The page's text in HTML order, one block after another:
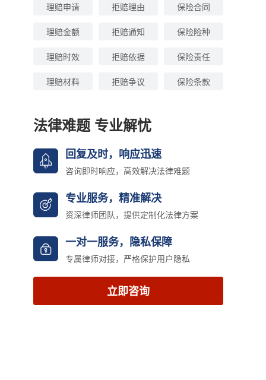
理赔申请 拒赔理由 保险合同
理赔金额 拒赔通知 保险险种
理赔时效 拒赔依据 保险责任
理赔材料 拒赔争议 保险条款
法律难题 专业解忧
回复及时，响应迅速
咨询即时响应，高效解决法律难题
专业服务，精准解决
资深律师团队，提供定制化法律方案
一对一服务，隐私保障
专属律师对接，严格保护用户隐私
立即咨询